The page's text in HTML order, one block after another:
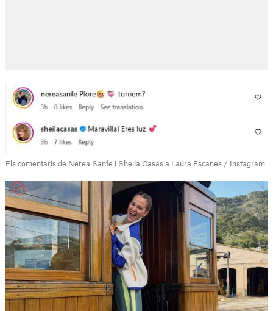
Els comentaris de Nerea Sanfe i Sheila Casas a Laura Escanes / Instagram